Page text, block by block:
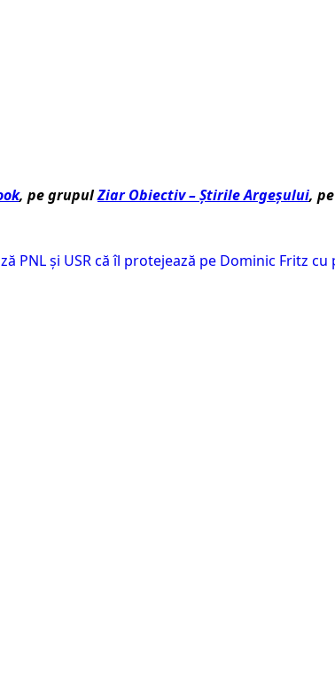
, pe grupulZiar Obiectiv – Știrile Argeșului, pe